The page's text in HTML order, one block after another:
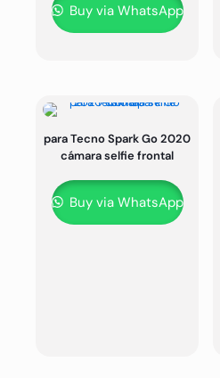
Buy via WhatsApp
para Tecno Spark Go 2020
cámara selfie frontal
Buy via WhatsApp